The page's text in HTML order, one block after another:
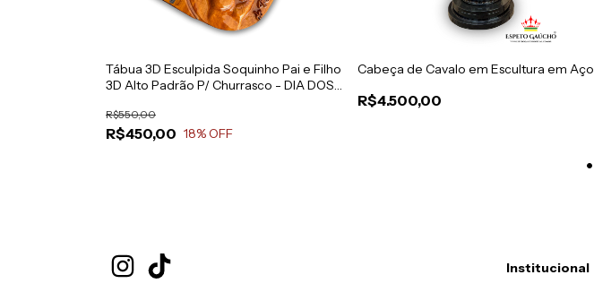
Tábua 3D Esculpida Soquinho Pai e Filho
3D Alto Padrão P/ Churrasco - DIA DOS
R$450,00
R$550,00
18% OFF
Cabeça de Cavalo em Escultura em Aço
R$4.500,00
Institucional